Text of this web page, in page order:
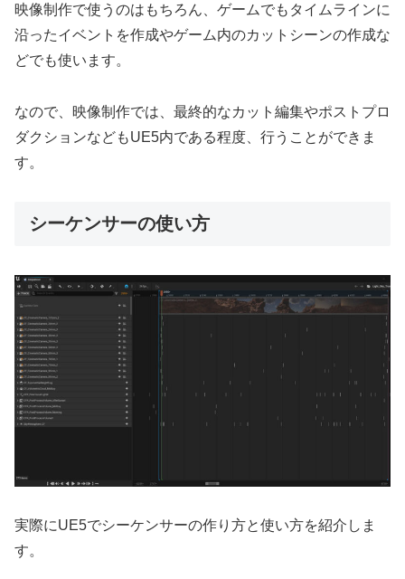
映像制作で使うのはもちろん、ゲームでもタイムラインに
沿ったイベントを作成やゲーム内のカットシーンの作成な
どでも使います。
なので、映像制作では、最終的なカット編集やポストプロ
ダクションなどもUE5内である程度、行うことができま
す。
シーケンサーの使い方
実際にUE5でシーケンサーの作り方と使い方を紹介しま
す。